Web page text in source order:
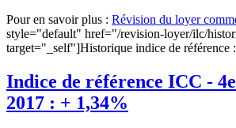
Pour en savoir plus : Révision du loyer
style="default" href="/revision-loyer/ilc/
target="_self"]Historique indice de
Indice de référence ICC -
2017 : + 1,34%